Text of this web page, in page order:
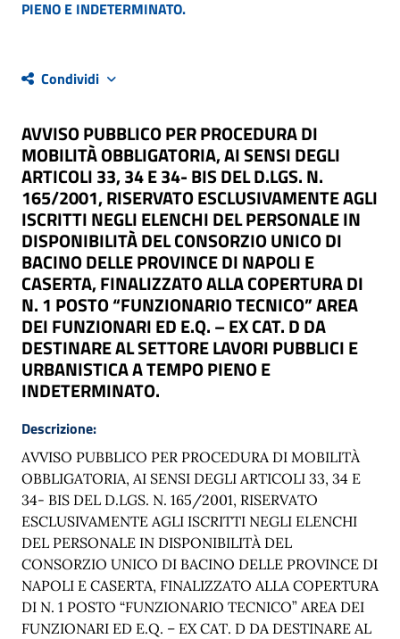
PIENO E INDETERMINATO.
Condividi
AVVISO PUBBLICO PER PROCEDURA DI
MOBILITÀ OBBLIGATORIA, AI SENSI DEGLI
ARTICOLI 33, 34 E 34- BIS DEL D.LGS. N.
165/2001, RISERVATO ESCLUSIVAMENTE AGLI
ISCRITTI NEGLI ELENCHI DEL PERSONALE IN
DISPONIBILITÀ DEL CONSORZIO UNICO DI
BACINO DELLE PROVINCE DI NAPOLI E
CASERTA, FINALIZZATO ALLA COPERTURA DI
N. 1 POSTO “FUNZIONARIO TECNICO” AREA
DEI FUNZIONARI ED E.Q. – EX CAT. D DA
DESTINARE AL SETTORE LAVORI PUBBLICI E
URBANISTICA A TEMPO PIENO E
INDETERMINATO.
Descrizione:
AVVISO PUBBLICO PER PROCEDURA DI MOBILITÀ
OBBLIGATORIA, AI SENSI DEGLI ARTICOLI 33, 34 E
34- BIS DEL D.LGS. N. 165/2001, RISERVATO
ESCLUSIVAMENTE AGLI ISCRITTI NEGLI ELENCHI
DEL PERSONALE IN DISPONIBILITÀ DEL
CONSORZIO UNICO DI BACINO DELLE PROVINCE DI
NAPOLI E CASERTA, FINALIZZATO ALLA COPERTURA
DI N. 1 POSTO “FUNZIONARIO TECNICO” AREA DEI
FUNZIONARI ED E.Q. – EX CAT. D DA DESTINARE AL